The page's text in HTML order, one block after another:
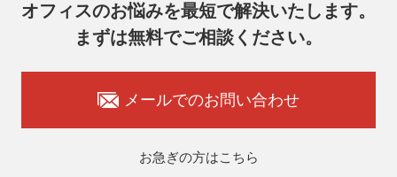
7. 個人情報を提供されることの任意性
お客様がご自身の個人情報を弊社に提供されるか否かはお客
は、適切なサービスをご提供できない場合がありますのでご
弊社ウェブサイトでは、利用者が当ウェブサイトを閲覧した
状況の分析のためにCookieを利用していますが、Cookieによ
る個人情報の取得はしていません。
オフィスのお悩みを最短で解決いたします。
まずは無料でご相談ください。
メールでのお問い合わせ
お急ぎの方はこちら